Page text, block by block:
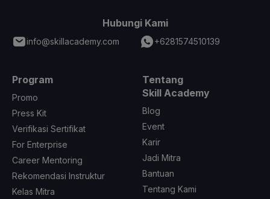
Hubungi Kami
info@skillacademy.com +6281574510139
Program
Promo
Press Kit
Verifikasi Sertifikat
For Enterprise
Career Mentoring
Rekomendasi Instruktur
Kelas Mitra
Tentang
Skill Academy
Blog
Event
Karir
Jadi Mitra
Bantuan
Tentang Kami